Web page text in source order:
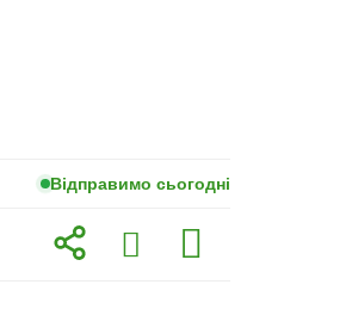
Відправимо сьогодні